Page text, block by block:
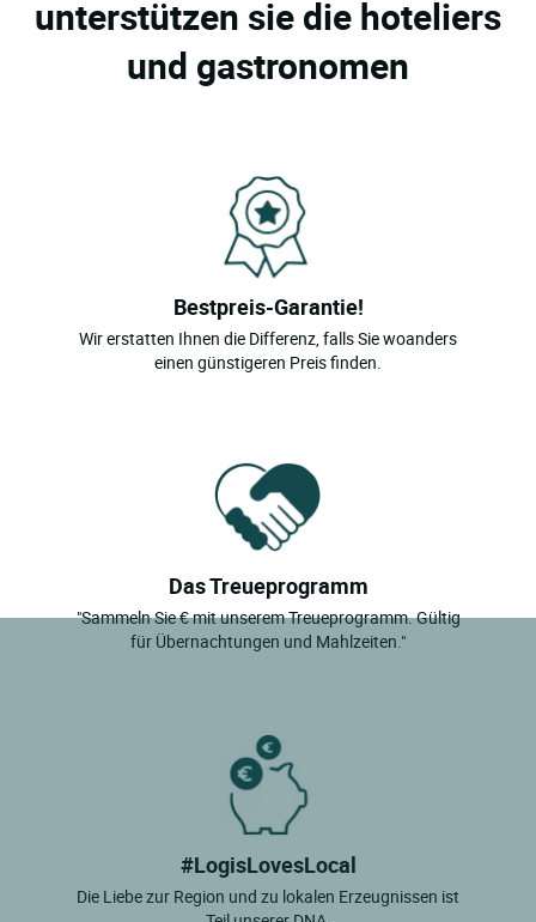
unterstützen sie die hoteliers
und gastronomen
Bestpreis-Garantie!
Wir erstatten Ihnen die Differenz, falls Sie woanders
einen günstigeren Preis finden.
Das Treueprogramm
"Sammeln Sie € mit unserem Treueprogramm. Gültig
für Übernachtungen und Mahlzeiten."
#LogisLovesLocal
Die Liebe zur Region und zu lokalen Erzeugnissen ist